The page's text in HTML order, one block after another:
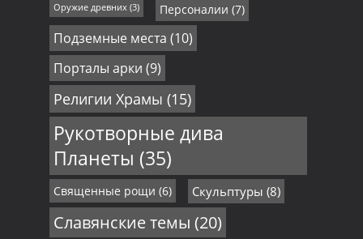
Оружие древних (3) Персоналии (7)
Подземные места (10)
Порталы арки (9)
Религии Храмы (15)
Рукотворные дива
Планеты (35)
Священные рощи (6) Скульптуры (8)
Славянские темы (20)